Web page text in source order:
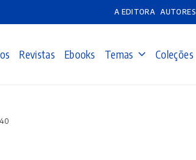
A EDITORA AUTORES
Revistas Ebooks Temas Coleções